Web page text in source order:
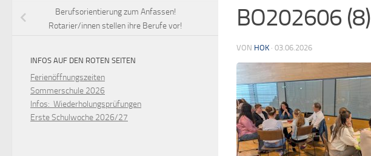
BO202606 (8)
VON HOK · 03.06.2026
Berufsorientierung zum Anfassen!
Rotarier/innen stellen ihre Berufe vor!
INFOS AUF DEN ROTEN SEITEN
Ferienöffnungszeiten
Sommerschule 2026
Infos: Wiederholungsprüfungen
Erste Schulwoche 2026/27